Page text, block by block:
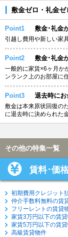
敷金ゼロ・礼金
Point1 敷金･礼金
引越し費用や新しい家
Point2 敷金･礼金
一般的に家賃×6ヶ月か
ンランク上のお部屋に
Point3 退去時に
敷金は本来原状回復の
に退去時に決められた
その他の特集一覧
賃料･価
初期費用クレジット
仲介手数料無料の賃
フリーレントの賃貸
家賃3万円以下の賃
家賃5万円以下の賃
高級賃貸物件